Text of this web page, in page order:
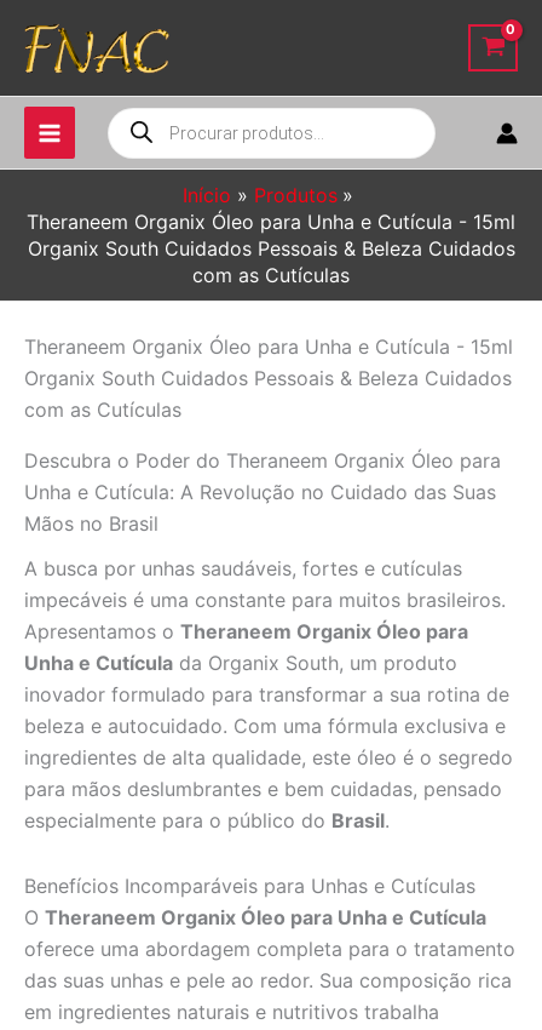
para
conteúdo
Pesquisar
produtos
Início
Produtos
Theraneem Organix Óleo para Unha e Cutícula - 15ml
Organix South Cuidados Pessoais & Beleza Cuidados
com as Cutículas
Theraneem Organix Óleo para Unha e Cutícula - 15ml
Organix South Cuidados Pessoais & Beleza Cuidados
com as Cutículas
Descubra o Poder do Theraneem Organix Óleo para
Unha e Cutícula: A Revolução no Cuidado das Suas
Mãos no Brasil
A busca por unhas saudáveis, fortes e cutículas
impecáveis é uma constante para muitos brasileiros.
Apresentamos o Theraneem Organix Óleo para
Unha e Cutícula da Organix South, um produto
inovador formulado para transformar a sua rotina de
beleza e autocuidado. Com uma fórmula exclusiva e
ingredientes de alta qualidade, este óleo é o segredo
para mãos deslumbrantes e bem cuidadas, pensado
especialmente para o público do Brasil.
Benefícios Incomparáveis para Unhas e Cutículas
O Theraneem Organix Óleo para Unha e Cutícula
oferece uma abordagem completa para o tratamento
das suas unhas e pele ao redor. Sua composição rica
em ingredientes naturais e nutritivos trabalha